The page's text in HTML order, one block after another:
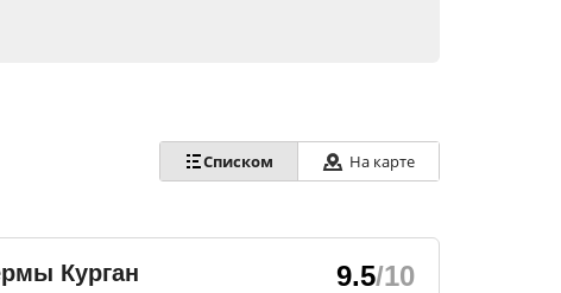
Списком На карте
Курган 9.5/10